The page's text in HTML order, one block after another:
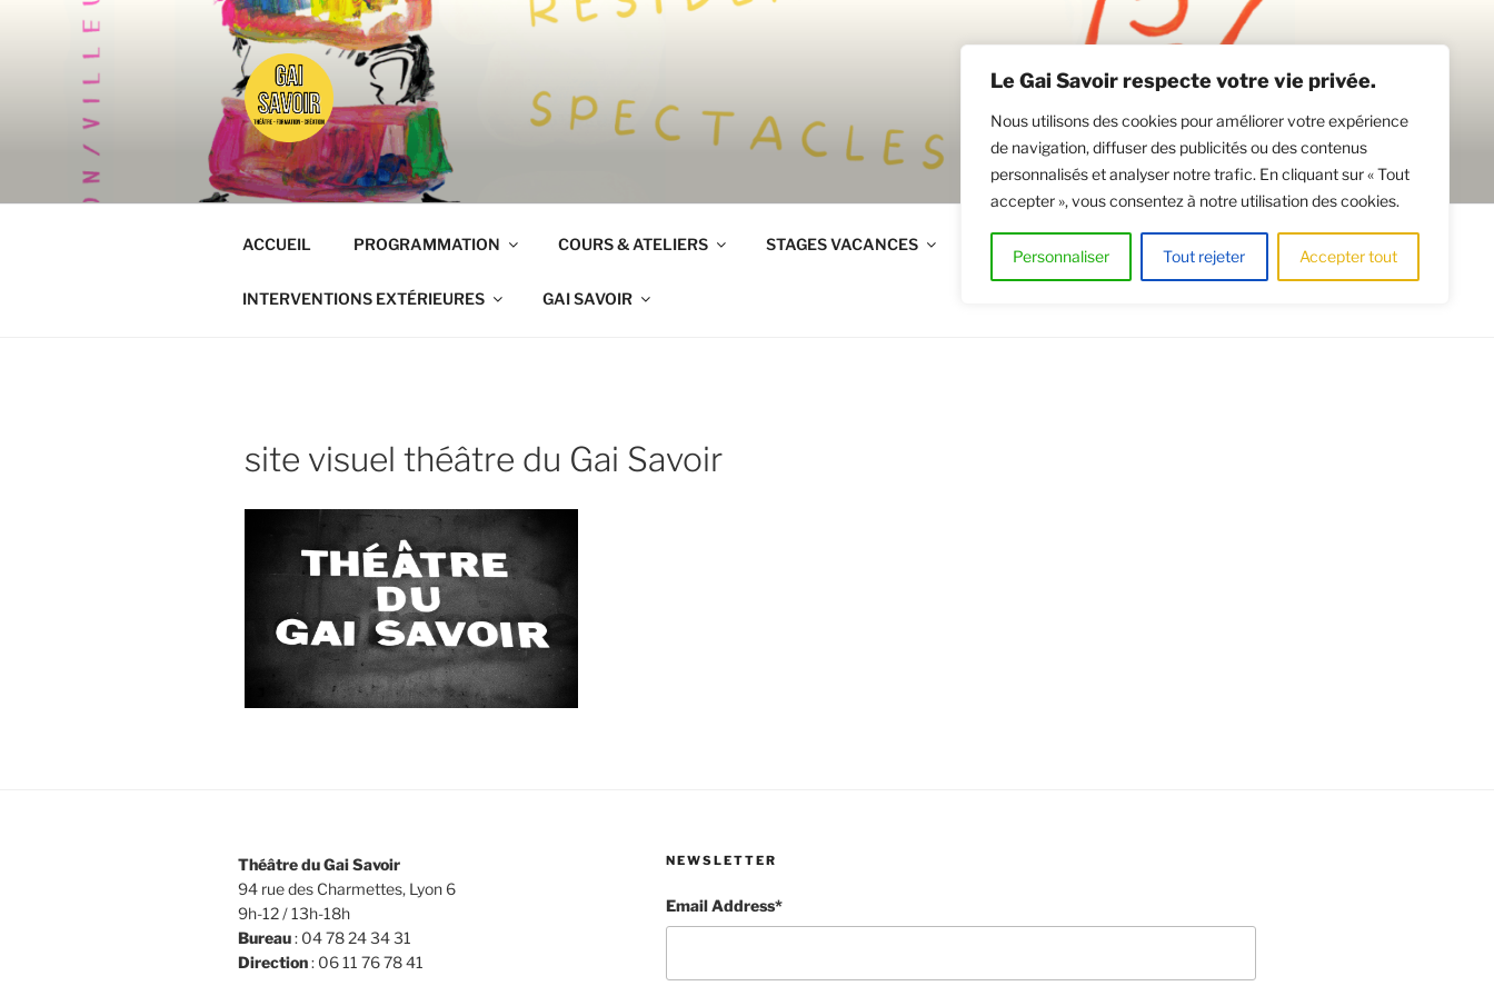
Le Gai Savoir respecte votre vie privée.
Nous utilisons des cookies pour améliorer votre expérience
de navigation, diffuser des publicités ou des contenus
personnalisés et analyser notre trafic. En cliquant sur « Tout
accepter », vous consentez à notre utilisation des cookies.
Personnaliser Tout rejeter Accepter tout
GAISAVOIR
Osez le théâtre !
ACCUEIL PROGRAMMATION COURS & ATELIERS STAGES VACANCES
INTERVENTIONS EXTÉRIEURES GAI SAVOIR
site visuel théâtre du Gai Savoir
Théâtre du Gai Savoir
94 rue des Charmettes, Lyon 6
9h-12 / 13h-18h
Bureau: 04 78 24 34 31
Direction: 06 11 76 78 41
NEWSLETTER
Email Address*